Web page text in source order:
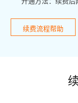
续费流程帮助